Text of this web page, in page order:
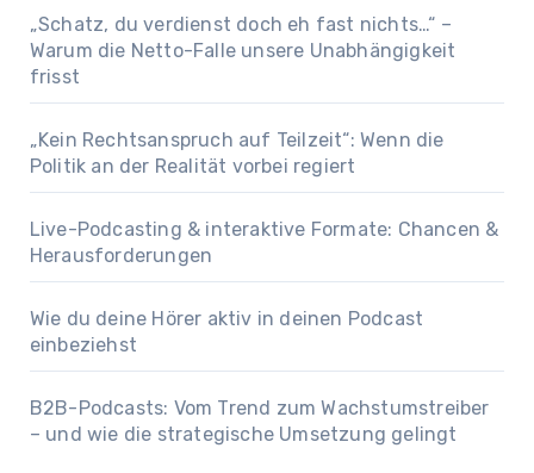
„Schatz, du verdienst doch eh fast nichts…“ –
Warum die Netto-Falle unsere Unabhängigkeit
frisst
„Kein Rechtsanspruch auf Teilzeit“: Wenn die
Politik an der Realität vorbei regiert
Live-Podcasting & interaktive Formate: Chancen &
Herausforderungen
Wie du deine Hörer aktiv in deinen Podcast
einbeziehst
B2B-Podcasts: Vom Trend zum Wachstumstreiber
– und wie die strategische Umsetzung gelingt